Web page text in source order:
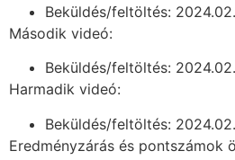
Beküldés/feltöltés:
Második videó:
Beküldés/feltöltés:
Harmadik videó:
Beküldés/feltöltés:
Eredményzárás és pontszámok